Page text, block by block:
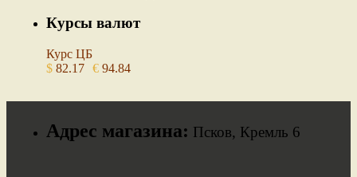
Курсы валют
Курс ЦБ
$ 82.17 € 94.84
Адрес магазина: Псков, Кремль 6